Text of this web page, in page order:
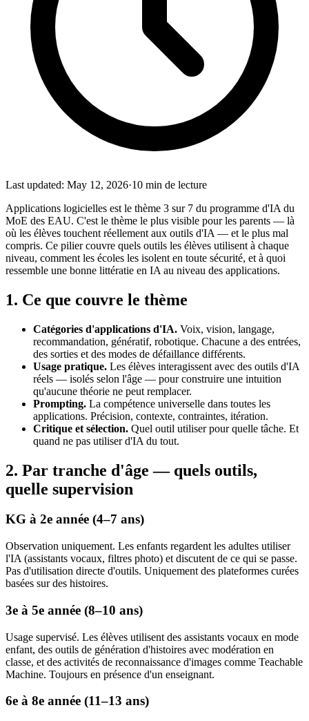
Last updated: May 12, 2026·10 min de lecture
Applications logicielles est le thème 3 sur 7 du programme d'IA du
MoE des EAU. C'est le thème le plus visible pour les parents — là
où les élèves touchent réellement aux outils d'IA — et le plus mal
compris. Ce pilier couvre quels outils les élèves utilisent à chaque
niveau, comment les écoles les isolent en toute sécurité, et à quoi
ressemble une bonne littératie en IA au niveau des applications.
1. Ce que couvre le thème
Catégories d'applications d'IA. Voix, vision, langage,
recommandation, génératif, robotique. Chacune a des entrées,
des sorties et des modes de défaillance différents.
Usage pratique. Les élèves interagissent avec des outils d'IA
réels — isolés selon l'âge — pour construire une intuition
qu'aucune théorie ne peut remplacer.
Prompting. La compétence universelle dans toutes les
applications. Précision, contexte, contraintes, itération.
Critique et sélection. Quel outil utiliser pour quelle tâche. Et
quand ne pas utiliser d'IA du tout.
2. Par tranche d'âge — quels outils,
quelle supervision
KG à 2e année (4–7 ans)
Observation uniquement. Les enfants regardent les adultes utiliser
l'IA (assistants vocaux, filtres photo) et discutent de ce qui se passe.
Pas d'utilisation directe d'outils. Uniquement des plateformes curées
basées sur des histoires.
3e à 5e année (8–10 ans)
Usage supervisé. Les élèves utilisent des assistants vocaux en mode
enfant, des outils de génération d'histoires avec modération en
classe, et des activités de reconnaissance d'images comme Teachable
Machine. Toujours en présence d'un enseignant.
6e à 8e année (11–13 ans)